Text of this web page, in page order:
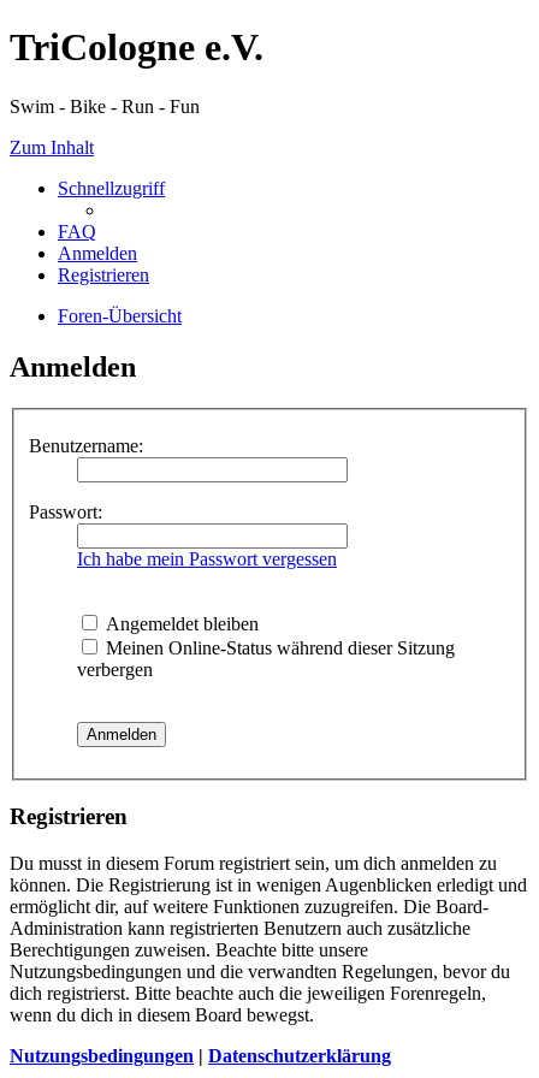
TriCologne e.V.
Swim - Bike - Run - Fun
Zum Inhalt
Schnellzugriff
FAQ
Anmelden
Registrieren
Foren-Übersicht
Anmelden
Benutzername:
Passwort:
Ich habe mein Passwort vergessen
Angemeldet bleiben
Meinen Online-Status während dieser Sitzung
verbergen
Registrieren
Du musst in diesem Forum registriert sein, um dich anmelden zu
können. Die Registrierung ist in wenigen Augenblicken erledigt und
ermöglicht dir, auf weitere Funktionen zuzugreifen. Die Board-
Administration kann registrierten Benutzern auch zusätzliche
Berechtigungen zuweisen. Beachte bitte unsere
Nutzungsbedingungen und die verwandten Regelungen, bevor du
dich registrierst. Bitte beachte auch die jeweiligen Forenregeln,
wenn du dich in diesem Board bewegst.
Nutzungsbedingungen | Datenschutzerklärung